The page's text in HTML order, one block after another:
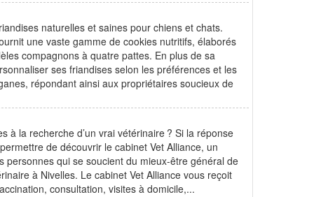
naturelles et saines pour chiens et chats.
une vaste gamme de cookies nutritifs, élaborés
compagnons à quatre pattes. En plus de sa
ses friandises selon les préférences et les
répondant ainsi aux propriétaires soucieux de
à la recherche d’un vrai vétérinaire ? Si la réponse
de découvrir le cabinet Vet Alliance, un
qui se soucient du mieux-être général de
à Nivelles. Le cabinet Vet Alliance vous reçoit
consultation, visites à domicile,...